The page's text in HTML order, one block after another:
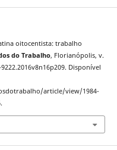
oitocentista: trabalho
do Trabalho, Florianópolis, v.
Disponível
article/view/1984-